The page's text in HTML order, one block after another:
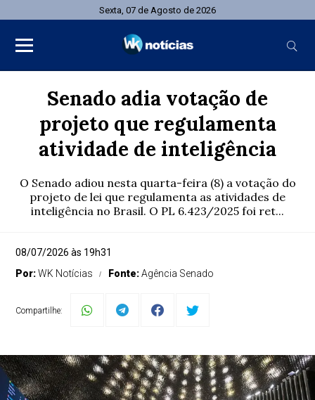
Sexta, 07 de Agosto de 2026
Senado adia votação de
projeto que regulamenta
atividade de inteligência
O Senado adiou nesta quarta-feira (8) a votação do
projeto de lei que regulamenta as atividades de
inteligência no Brasil. O PL 6.423/2025 foi ret...
08/07/2026 às 19h31
Por:WK Notícias Fonte:Agência Senado
Compartilhe: